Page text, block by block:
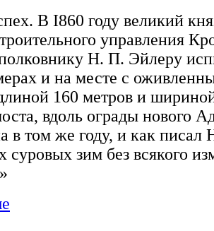
В I860 году великий
управления
Н. П. Эйлеру
и на месте с
160 метров и
вдоль ограды нового
в том же году, и как
суровых зим без всякого